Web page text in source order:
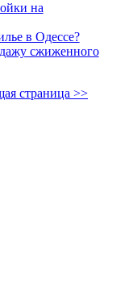
на
в Одессе?
сжиженного
страница >>